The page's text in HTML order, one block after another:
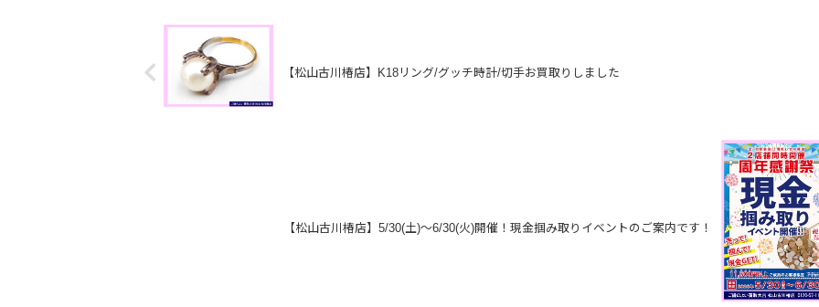
【松山古川椿店】K18リング/グッチ時計/切手お買取りしました
【松山古川椿店】5/30(土)～6/30(火)開催！現金掴み取りイベントのご案内です！